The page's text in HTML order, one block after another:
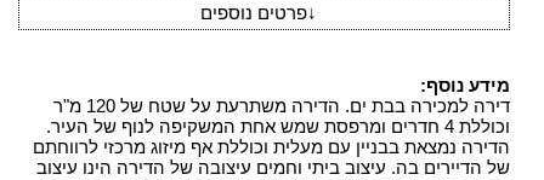
↓פרטים נוספים
מידע נוסף:
דירה למכירה בבת ים. הדירה משתרעת על שטח של 120 מ"ר
וכוללת 4 חדרים ומרפסת שמש אחת המשקיפה לנוף של העיר.
הדירה נמצאת בבניין עם מעלית וכוללת אף מיזוג מרכזי לרווחתם
של הדיירים בה. עיצוב ביתי וחמים עיצובה של הדירה הינו עיצוב